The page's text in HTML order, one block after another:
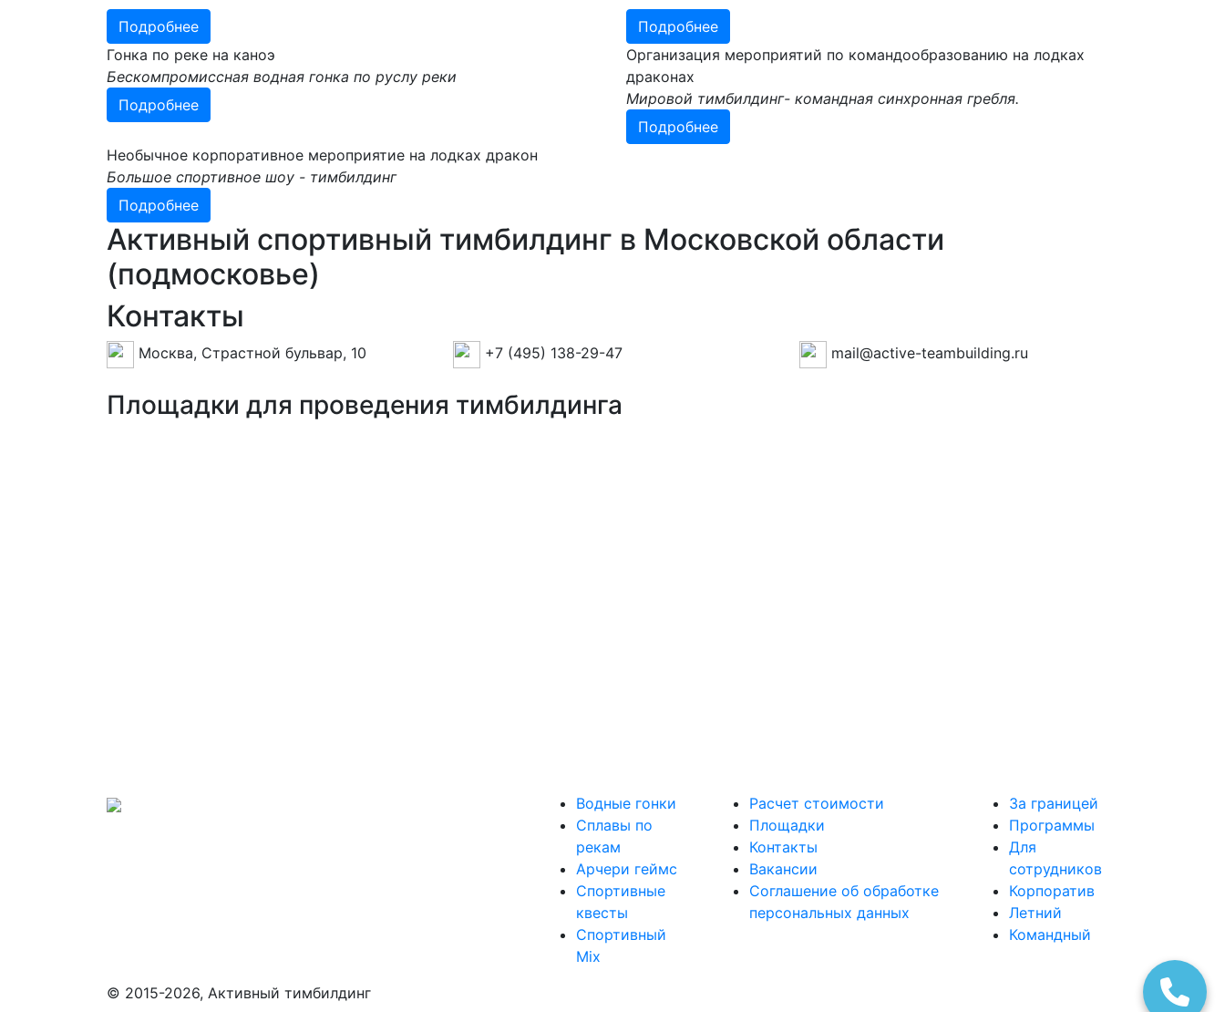
Подробнее
Подробнее
Гонка по реке на каноэ
Бескомпромиссная водная гонка по руслу реки
Подробнее
Организация мероприятий по командообразованию на лодках
драконах
Мировой тимбилдинг- командная синхронная гребля.
Подробнее
Необычное корпоративное мероприятие на лодках дракон
Большое спортивное шоу - тимбилдинг
Подробнее
Активный спортивный тимбилдинг в Московской области
(подмосковье)
Контакты
Москва, Страстной бульвар, 10 +7 (495) 138-29-47 mail@active-teambuilding.ru
Площадки для проведения тимбилдинга
Водные гонки
Сплавы по
рекам
Арчери геймс
Спортивные
квесты
Спортивный
Mix
Расчет стоимости
Площадки
Контакты
Вакансии
Соглашение об обработке
персональных данных
За границей
Программы
Для
сотрудников
Корпоратив
Летний
Командный
© 2015-2026, Активный тимбилдинг